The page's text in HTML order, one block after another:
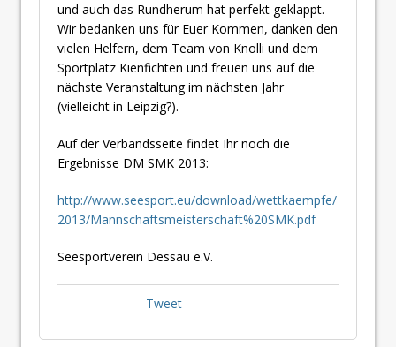
und auch das Rundherum hat perfekt geklappt.
Wir bedanken uns für Euer Kommen, danken den
vielen Helfern, dem Team von Knolli und dem
Sportplatz Kienfichten und freuen uns auf die
nächste Veranstaltung im nächsten Jahr
(vielleicht in Leipzig?).
Auf der Verbandsseite findet Ihr noch die
Ergebnisse DM SMK 2013:
http://www.seesport.eu/download/wettkaempfe/
2013/Mannschaftsmeisterschaft%20SMK.pdf
Seesportverein Dessau e.V.
Tweet